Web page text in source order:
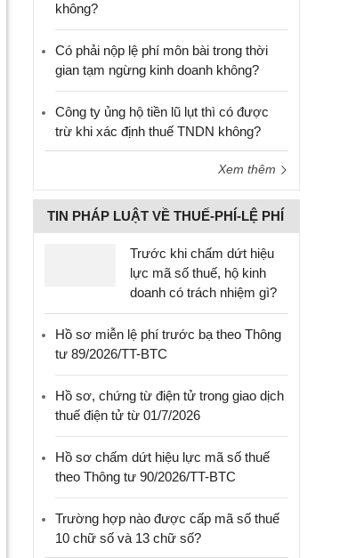
không?
Có phải nộp lệ phí môn bài trong thời
gian tạm ngừng kinh doanh không?
Công ty ủng hộ tiền lũ lụt thì có được
trừ khi xác định thuế TNDN không?
Xem thêm
TIN PHÁP LUẬT VỀ THUẾ-PHÍ-LỆ PHÍ
Trước khi chấm dứt hiệu
lực mã số thuế, hộ kinh
doanh có trách nhiệm gì?
Hồ sơ miễn lệ phí trước bạ theo Thông
tư 89/2026/TT-BTC
Hồ sơ, chứng từ điện tử trong giao dịch
thuế điện tử từ 01/7/2026
Hồ sơ chấm dứt hiệu lực mã số thuế
theo Thông tư 90/2026/TT-BTC
Trường hợp nào được cấp mã số thuế
10 chữ số và 13 chữ số?